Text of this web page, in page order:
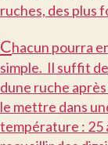
ruches, des plus
Chacun pourra
simple. Il suffit
dune ruche
le mettre dans
température : 25